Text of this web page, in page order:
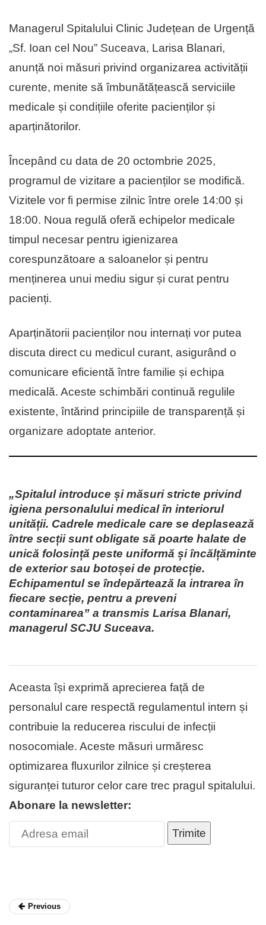
Managerul Spitalului Clinic Județean de Urgență
„Sf. Ioan cel Nou” Suceava, Larisa Blanari,
anunță noi măsuri privind organizarea activității
curente, menite să îmbunătățească serviciile
medicale și condițiile oferite pacienților și
aparținătorilor.
Începând cu data de 20 octombrie 2025,
programul de vizitare a pacienților se modifică.
Vizitele vor fi permise zilnic între orele 14:00 și
18:00. Noua regulă oferă echipelor medicale
timpul necesar pentru igienizarea
corespunzătoare a saloanelor și pentru
menținerea unui mediu sigur și curat pentru
pacienți.
Aparținătorii pacienților nou internați vor putea
discuta direct cu medicul curant, asigurând o
comunicare eficientă între familie și echipa
medicală. Aceste schimbări continuă regulile
existente, întărind principiile de transparență și
organizare adoptate anterior.
„Spitalul introduce și măsuri stricte privind
igiena personalului medical în interiorul
unității. Cadrele medicale care se deplasează
între secții sunt obligate să poarte halate de
unică folosință peste uniformă și încălțăminte
de exterior sau botoșei de protecție.
Echipamentul se îndepărtează la intrarea în
fiecare secție, pentru a preveni
contaminarea” a transmis Larisa Blanari,
managerul SCJU Suceava.
Aceasta își exprimă aprecierea față de
personalul care respectă regulamentul intern și
contribuie la reducerea riscului de infecții
nosocomiale. Aceste măsuri urmăresc
optimizarea fluxurilor zilnice și creșterea
siguranței tuturor celor care trec pragul spitalului.
Abonare la newsletter:
Trimite
Previous